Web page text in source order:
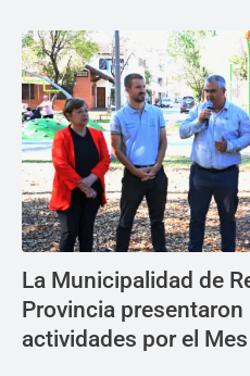
La Municipalidad de
Provincia presentaron
actividades por el